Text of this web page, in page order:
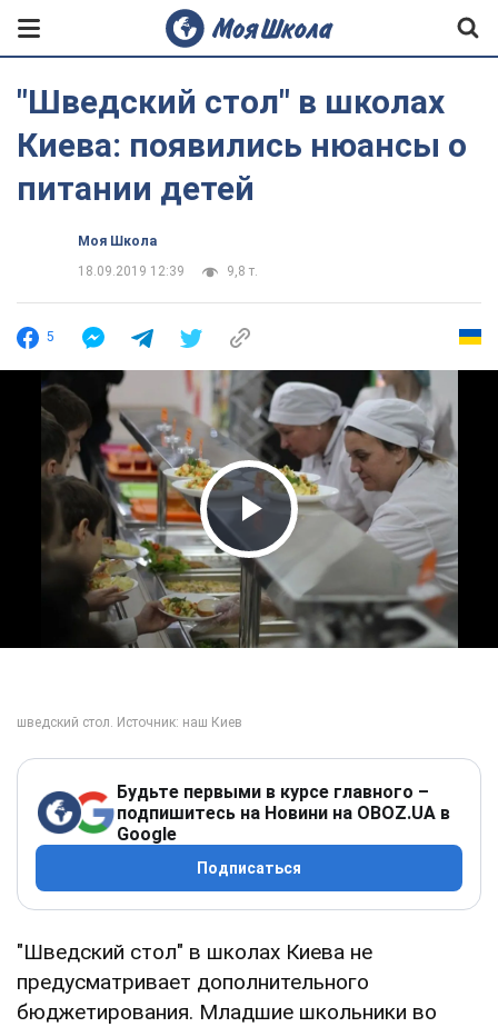
"Шведский стол" в школах
Киева: появились нюансы о
питании детей
Моя Школа
18.09.2019 12:39
9,8 т.
5
Play Video
Будьте первыми в курсе главного –
подпишитесь на Новини на OBOZ.UA в
Google
Подписаться
"Шведский стол" в школах Киева не
предусматривает дополнительного
бюджетирования. Младшие школьники во